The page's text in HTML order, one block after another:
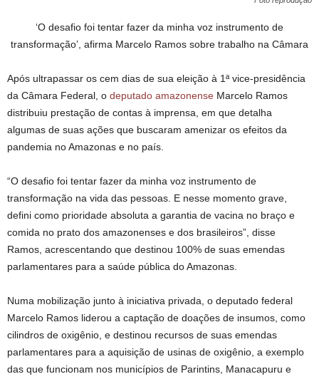
‘O desafio foi tentar fazer da minha voz instrumento de
transformação’, afirma Marcelo Ramos sobre trabalho na Câmara
Após ultrapassar os cem dias de sua eleição à 1ª vice-presidência
da Câmara Federal, o deputado amazonense Marcelo Ramos
distribuiu prestação de contas à imprensa, em que detalha
algumas de suas ações que buscaram amenizar os efeitos da
pandemia no Amazonas e no país.
“O desafio foi tentar fazer da minha voz instrumento de
transformação na vida das pessoas. E nesse momento grave,
defini como prioridade absoluta a garantia de vacina no braço e
comida no prato dos amazonenses e dos brasileiros”, disse
Ramos, acrescentando que destinou 100% de suas emendas
parlamentares para a saúde pública do Amazonas.
Numa mobilização junto à iniciativa privada, o deputado federal
Marcelo Ramos liderou a captação de doações de insumos, como
cilindros de oxigênio, e destinou recursos de suas emendas
parlamentares para a aquisição de usinas de oxigênio, a exemplo
das que funcionam nos municípios de Parintins, Manacapuru e